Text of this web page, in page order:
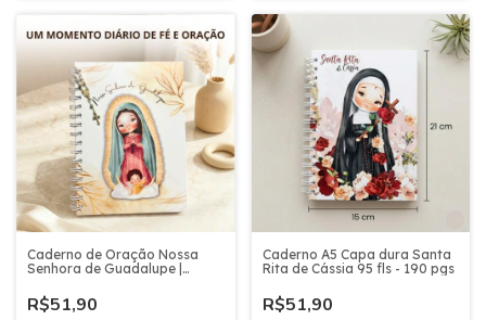
Caderno de Oração Nossa
Senhora de Guadalupe |
Presente Religioso - 95 fls -
190 pgs
R$51,90
Caderno A5 Capa dura Santa
Rita de Cássia 95 fls - 190 pgs
R$51,90